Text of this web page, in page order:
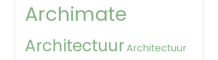
Archimate
Architectuur Architectuur